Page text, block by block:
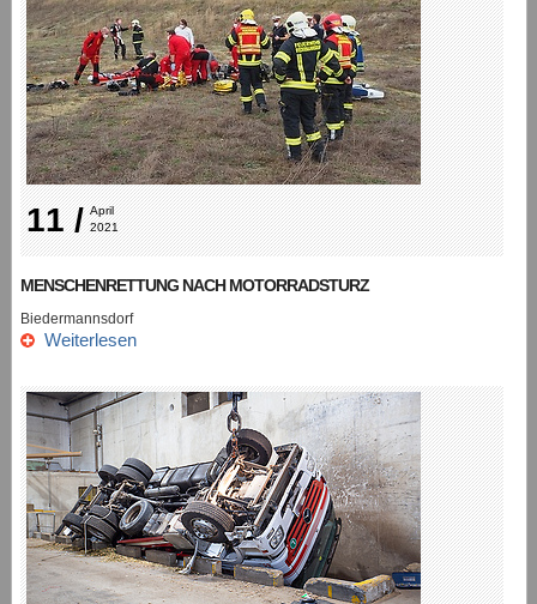
11 / April
2021
MENSCHENRETTUNG NACH MOTORRADSTURZ
Biedermannsdorf
Weiterlesen